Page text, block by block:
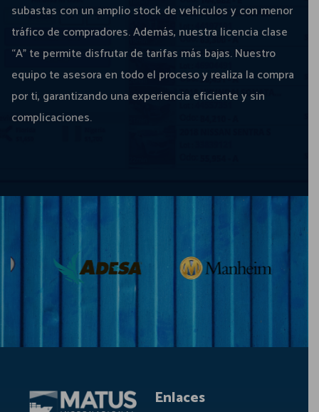
subastas con un amplio stock de vehículos y con menor
tráfico de compradores. Además, nuestra licencia clase
“A” te permite disfrutar de tarifas más bajas. Nuestro
equipo te asesora en todo el proceso y realiza la compra
por ti, garantizando una experiencia eficiente y sin
complicaciones.
Enlaces